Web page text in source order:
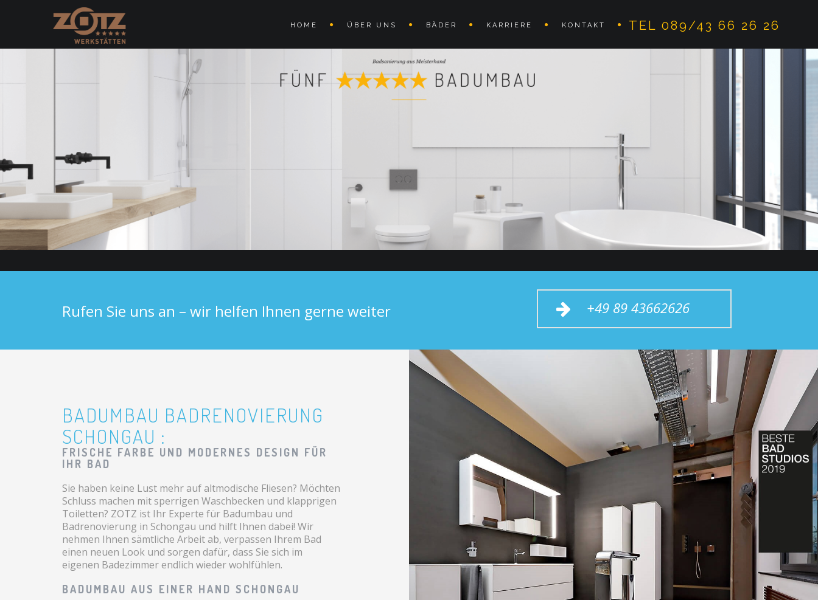
HOME ÜBER UNS BÄDER KARRIERE KONTAKT TEL 089/43 66 26 26
Rufen Sie uns an – wir helfen Ihnen gerne weiter +49 89 43662626
BADUMBAU BADRENOVIERUNG
SCHONGAU :
FRISCHE FARBE UND MODERNES DESIGN FÜR
IHR BAD
Sie haben keine Lust mehr auf altmodische Fliesen? Möchten
Schluss machen mit sperrigen Waschbecken und klapprigen
Toiletten? ZOTZ ist Ihr Experte für Badumbau und
Badrenovierung in Schongau und hilft Ihnen dabei! Wir
nehmen Ihnen sämtliche Arbeit ab, verpassen Ihrem Bad
einen neuen Look und sorgen dafür, dass Sie sich im
eigenen Badezimmer endlich wieder wohlfühlen.
BADUMBAU AUS EINER HAND SCHONGAU